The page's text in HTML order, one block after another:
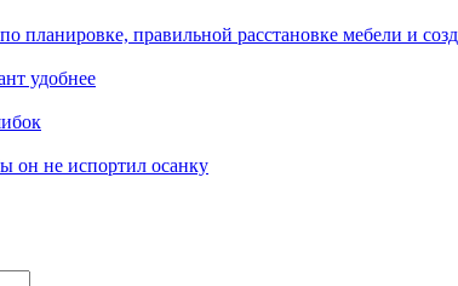
планировке, правильной расстановке мебели и
удобнее
он не испортил осанку